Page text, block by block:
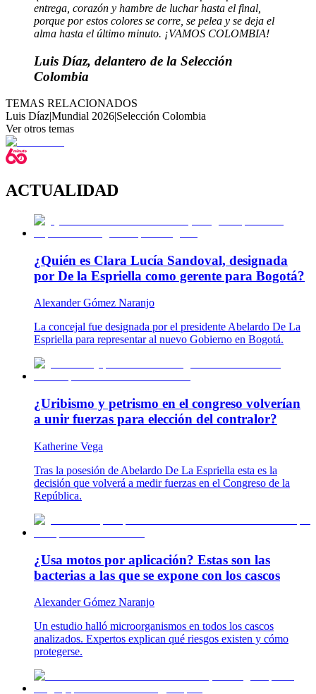
entrega, corazón y hambre de luchar hasta el final,
porque por estos colores se corre, se pelea y se deja el
alma hasta el último minuto. ¡VAMOS COLOMBIA!
Luis Díaz, delantero de la Selección
Colombia
TEMAS RELACIONADOS
Luis Díaz|Mundial 2026|Selección Colombia
Ver otros temas
ACTUALIDAD
¿Quién es Clara Lucía Sandoval, designada
por De la Espriella como gerente para Bogotá?
Alexander Gómez Naranjo
La concejal fue designada por el presidente Abelardo De La
Espriella para representar al nuevo Gobierno en Bogotá.
¿Uribismo y petrismo en el congreso volverían
a unir fuerzas para elección del contralor?
Katherine Vega
Tras la posesión de Abelardo De La Espriella esta es la
decisión que volverá a medir fuerzas en el Congreso de la
República.
¿Usa motos por aplicación? Estas son las
bacterias a las que se expone con los cascos
Alexander Gómez Naranjo
Un estudio halló microorganismos en todos los cascos
analizados. Expertos explican qué riesgos existen y cómo
protegerse.